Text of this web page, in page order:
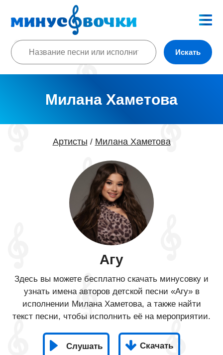
Искать
Милана Хаметова
Артисты / Милана Хаметова
Агу
Здесь вы можете бесплатно скачать минусовку и
узнать имена авторов детской песни «Агу» в
исполнении Милана Хаметова, а также найти
текст песни, чтобы исполнить её на мероприятии.
Слушать Скачать